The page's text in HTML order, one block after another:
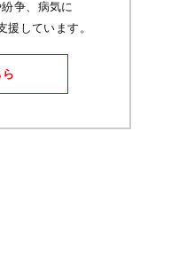
争、病気に
しています。